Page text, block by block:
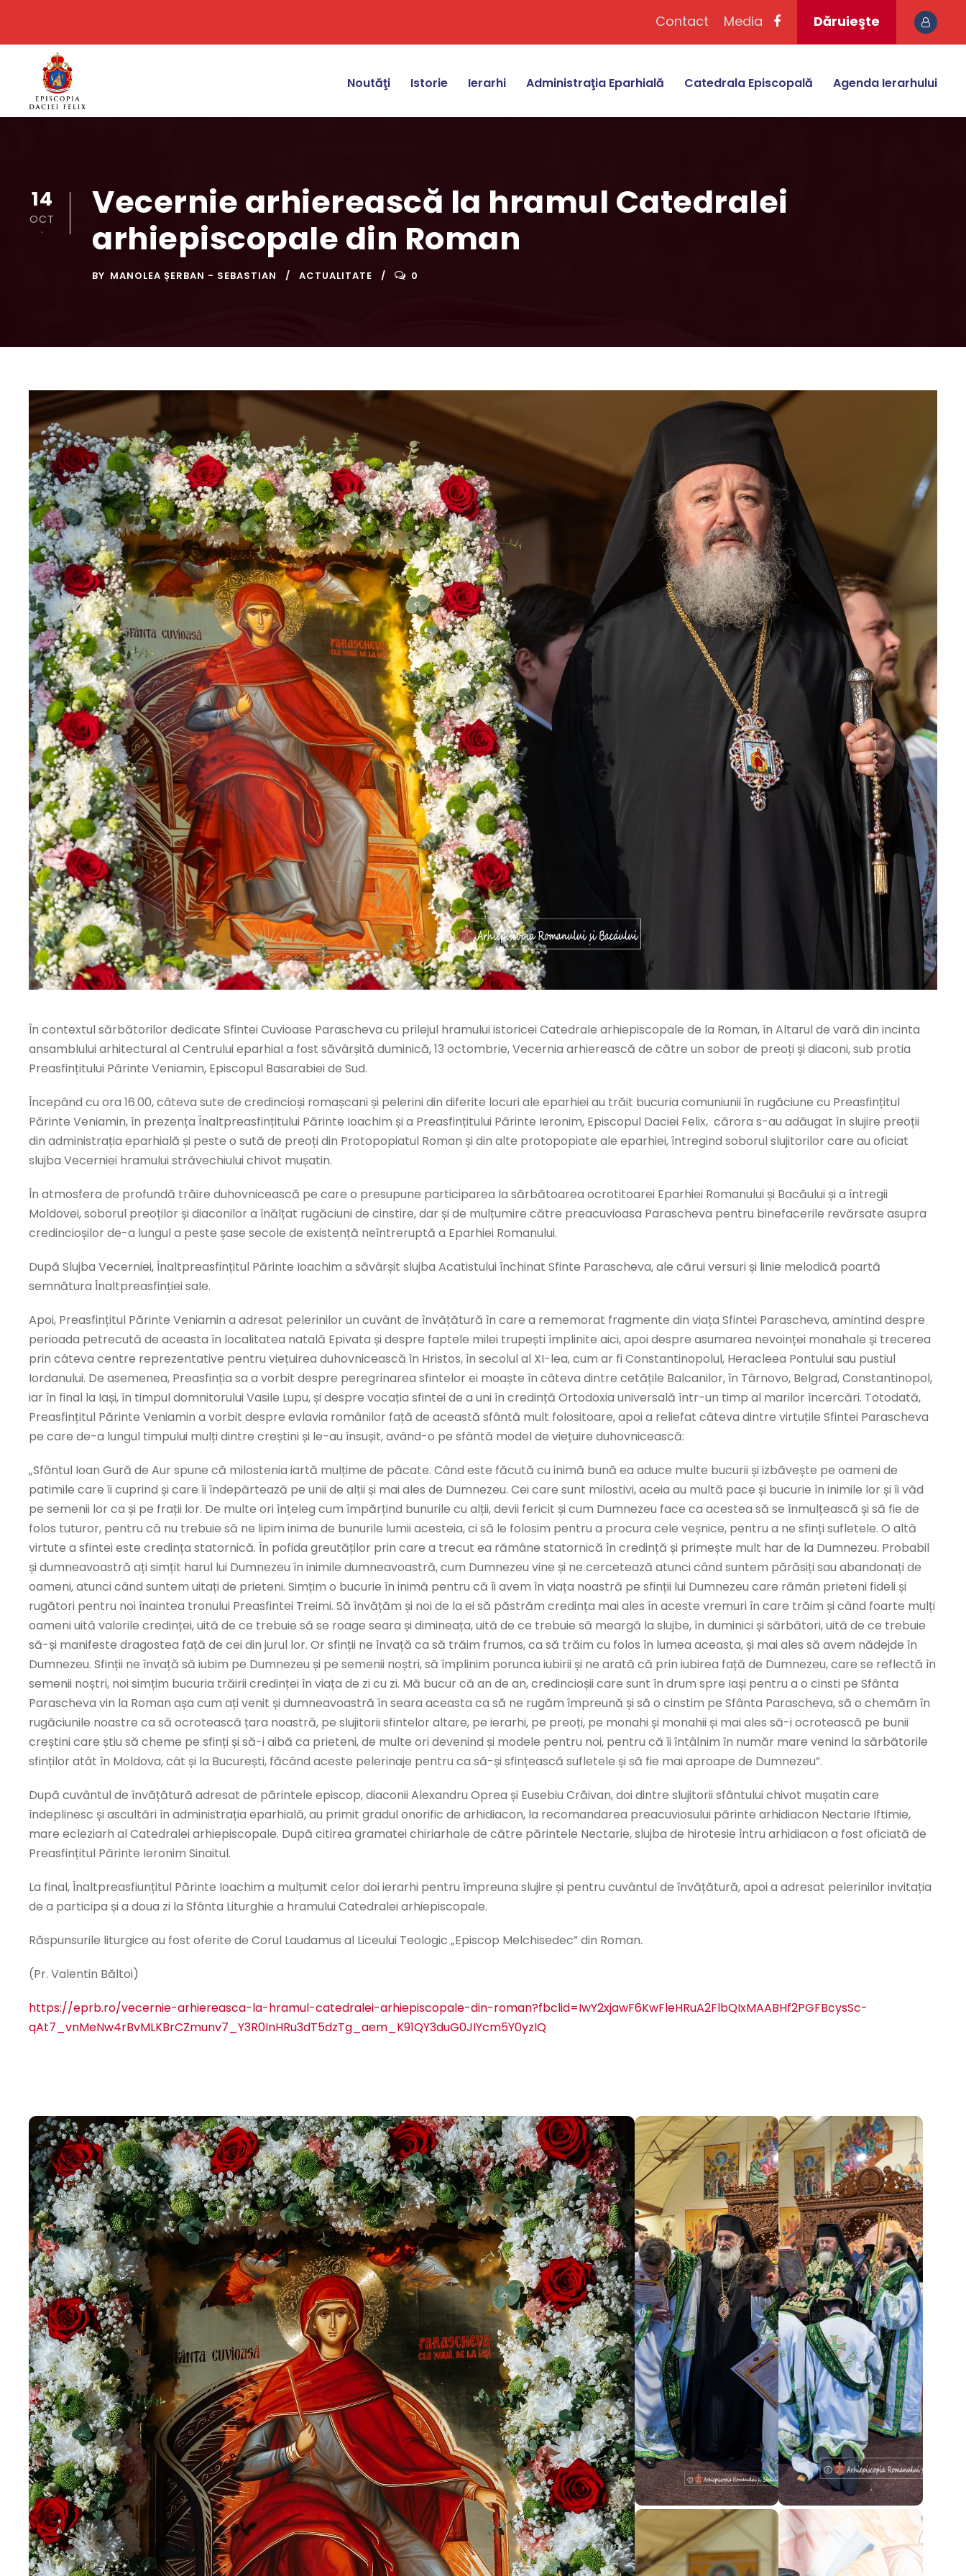
Contact Media Dăruieşte
Noutăţi Istorie Ierarhi Administraţia Eparhială Catedrala Episcopală Agenda Ierarhului
14
OCT
.
Vecernie arhierească la hramul Catedralei
arhiepiscopale din Roman
BY MANOLEA ȘERBAN - SEBASTIAN ACTUALITATE 0
În contextul sărbătorilor dedicate Sfintei Cuvioase Parascheva cu prilejul hramului istoricei Catedrale arhiepiscopale de la Roman, în Altarul de vară din incinta
ansamblului arhitectural al Centrului eparhial a fost săvârșită duminică, 13 octombrie, Vecernia arhierească de către un sobor de preoți și diaconi, sub protia
Preasfințitului Părinte Veniamin, Episcopul Basarabiei de Sud.
Începând cu ora 16.00, câteva sute de credincioși romașcani și pelerini din diferite locuri ale eparhiei au trăit bucuria comuniunii în rugăciune cu Preasfințitul
Părinte Veniamin, în prezența Înaltpreasfințitului Părinte Ioachim și a Preasfințitului Părinte Ieronim, Episcopul Daciei Felix, cărora s-au adăugat în slujire preoții
din administrația eparhială și peste o sută de preoți din Protopopiatul Roman și din alte protopopiate ale eparhiei, întregind soborul slujitorilor care au oficiat
slujba Vecerniei hramului străvechiului chivot mușatin.
În atmosfera de profundă trăire duhovnicească pe care o presupune participarea la sărbătoarea ocrotitoarei Eparhiei Romanului și Bacăului și a întregii
Moldovei, soborul preoților și diaconilor a înălțat rugăciuni de cinstire, dar și de mulțumire către preacuvioasa Parascheva pentru binefacerile revărsate asupra
credincioșilor de-a lungul a peste șase secole de existență neîntreruptă a Eparhiei Romanului.
După Slujba Vecerniei, Înaltpreasfințitul Părinte Ioachim a săvârșit slujba Acatistului închinat Sfinte Parascheva, ale cărui versuri și linie melodică poartă
semnătura Înaltpreasfinției sale.
Apoi, Preasfințitul Părinte Veniamin a adresat pelerinilor un cuvânt de învățătură în care a rememorat fragmente din viața Sfintei Parascheva, amintind despre
perioada petrecută de aceasta în localitatea natală Epivata și despre faptele milei trupești împlinite aici, apoi despre asumarea nevoinței monahale și trecerea
prin câteva centre reprezentative pentru viețuirea duhovnicească în Hristos, în secolul al XI-lea, cum ar fi Constantinopolul, Heracleea Pontului sau pustiul
Iordanului. De asemenea, Preasfinția sa a vorbit despre peregrinarea sfintelor ei moaște în câteva dintre cetățile Balcanilor, în Târnovo, Belgrad, Constantinopol,
iar în final la Iași, în timpul domnitorului Vasile Lupu, și despre vocația sfintei de a uni în credință Ortodoxia universală într-un timp al marilor încercări. Totodată,
Preasfințitul Părinte Veniamin a vorbit despre evlavia românilor față de această sfântă mult folositoare, apoi a reliefat câteva dintre virtuțile Sfintei Parascheva
pe care de-a lungul timpului mulți dintre creștini și le-au însușit, având-o pe sfântă model de viețuire duhovnicească:
„Sfântul Ioan Gură de Aur spune că milostenia iartă mulțime de păcate. Când este făcută cu inimă bună ea aduce multe bucurii și izbăvește pe oameni de
patimile care îi cuprind și care îi îndepărtează pe unii de alții și mai ales de Dumnezeu. Cei care sunt milostivi, aceia au multă pace și bucurie în inimile lor și îi văd
pe semenii lor ca și pe frații lor. De multe ori înțeleg cum împărțind bunurile cu alții, devii fericit și cum Dumnezeu face ca acestea să se înmulțească și să fie de
folos tuturor, pentru că nu trebuie să ne lipim inima de bunurile lumii acesteia, ci să le folosim pentru a procura cele veșnice, pentru a ne sfinți sufletele. O altă
virtute a sfintei este credința statornică. În pofida greutăților prin care a trecut ea rămâne statornică în credință și primește mult har de la Dumnezeu. Probabil
și dumneavoastră ați simțit harul lui Dumnezeu în inimile dumneavoastră, cum Dumnezeu vine și ne cercetează atunci când suntem părăsiți sau abandonați de
oameni, atunci când suntem uitați de prieteni. Simțim o bucurie în inimă pentru că îi avem în viața noastră pe sfinții lui Dumnezeu care rămân prieteni fideli și
rugători pentru noi înaintea tronului Preasfintei Treimi. Să învățăm și noi de la ei să păstrăm credința mai ales în aceste vremuri în care trăim și când foarte mulți
oameni uită valorile credinței, uită de ce trebuie să se roage seara și dimineața, uită de ce trebuie să meargă la slujbe, în duminici și sărbători, uită de ce trebuie
să-și manifeste dragostea față de cei din jurul lor. Or sfinții ne învață ca să trăim frumos, ca să trăim cu folos în lumea aceasta, și mai ales să avem nădejde în
Dumnezeu. Sfinții ne învață să iubim pe Dumnezeu și pe semenii noștri, să împlinim porunca iubirii și ne arată că prin iubirea față de Dumnezeu, care se reflectă în
semenii noștri, noi simțim bucuria trăirii credinței în viața de zi cu zi. Mă bucur că an de an, credincioșii care sunt în drum spre Iași pentru a o cinsti pe Sfânta
Parascheva vin la Roman așa cum ați venit și dumneavoastră în seara aceasta ca să ne rugăm împreună și să o cinstim pe Sfânta Parascheva, să o chemăm în
rugăciunile noastre ca să ocrotească țara noastră, pe slujitorii sfintelor altare, pe ierarhi, pe preoți, pe monahi și monahii și mai ales să-i ocrotească pe bunii
creștini care știu să cheme pe sfinți și să-i aibă ca prieteni, de multe ori devenind și modele pentru noi, pentru că îi întâlnim în număr mare venind la sărbătorile
sfinților atât în Moldova, cât și la București, făcând aceste pelerinaje pentru ca să-și sfințească sufletele și să fie mai aproape de Dumnezeu”.
După cuvântul de învățătură adresat de părintele episcop, diaconii Alexandru Oprea și Eusebiu Crăivan, doi dintre slujitorii sfântului chivot mușatin care
îndeplinesc și ascultări în administrația eparhială, au primit gradul onorific de arhidiacon, la recomandarea preacuviosului părinte arhidiacon Nectarie Iftimie,
mare ecleziarh al Catedralei arhiepiscopale. După citirea gramatei chiriarhale de către părintele Nectarie, slujba de hirotesie întru arhidiacon a fost oficiată de
Preasfințitul Părinte Ieronim Sinaitul.
La final, Înaltpreasfiunțitul Părinte Ioachim a mulțumit celor doi ierarhi pentru împreuna slujire și pentru cuvântul de învățătură, apoi a adresat pelerinilor invitația
de a participa și a doua zi la Sfânta Liturghie a hramului Catedralei arhiepiscopale.
Răspunsurile liturgice au fost oferite de Corul Laudamus al Liceului Teologic „Episcop Melchisedec” din Roman.
(Pr. Valentin Băltoi)
https://eprb.ro/vecernie-arhiereasca-la-hramul-catedralei-arhiepiscopale-din-roman?fbclid=IwY2xjawF6KwFleHRuA2FlbQIxMAABHf2PGFBcysSc-
qAt7_vnMeNw4rBvMLKBrCZmunv7_Y3R0InHRu3dT5dzTg_aem_K91QY3duG0JIYcm5Y0yzIQ